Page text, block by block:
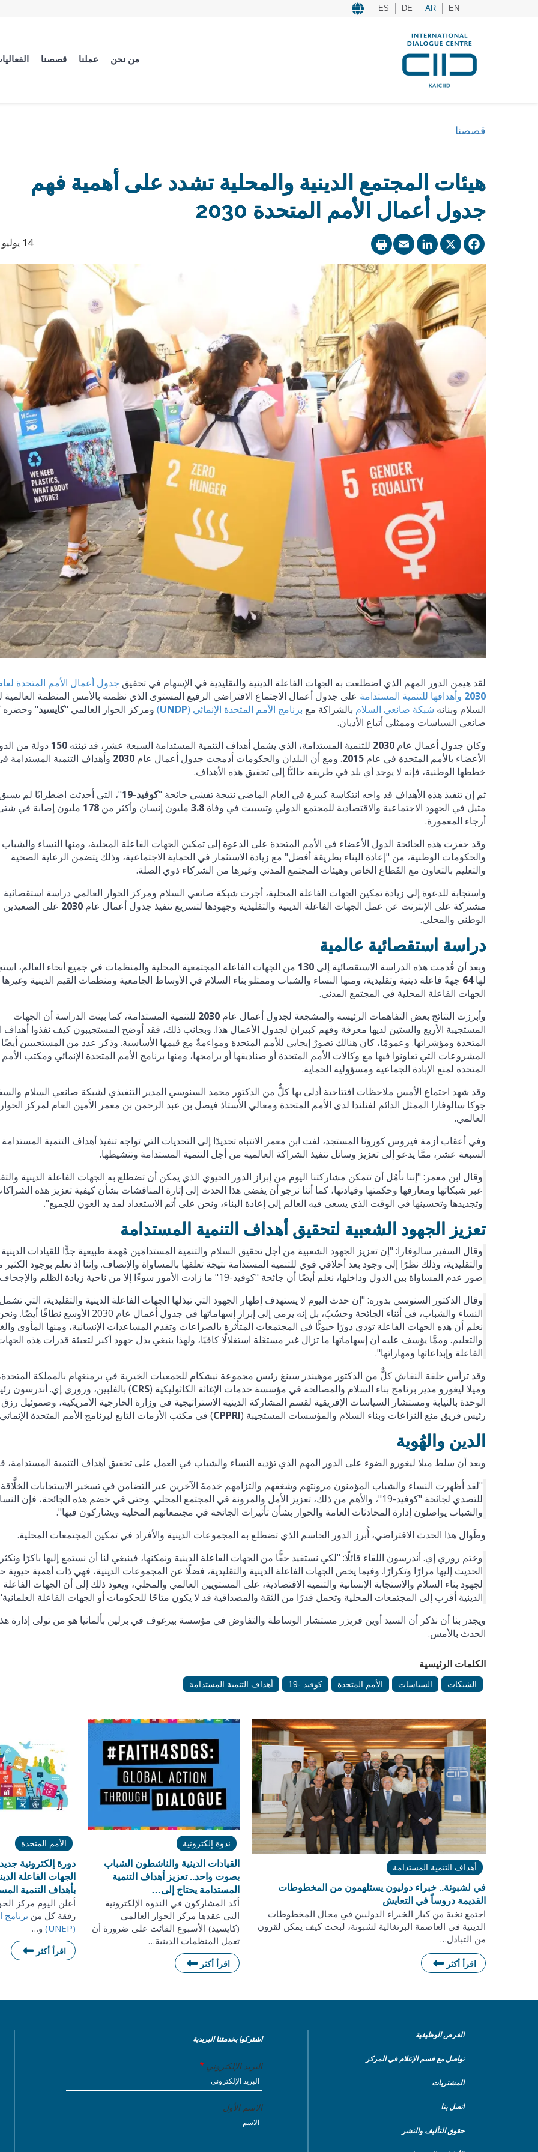
EN
AR
DE
ES
من نحن عملنا قصصنا
قصصنا
هيئات المجتمع الدينية والمحلية تشدد على أهمية فهم
جدول أعمال الأمم المتحدة 2030
14 يوليو 2021 Facebook
X
LinkedIn
Email
لقد هيمن الدور المهم الذي اضطلعت به الجهات الفاعلة الدينية والتقليدية في الإسهام في تحقيق جدول أعمال الأمم المتحدة
2030 وأهدافها للتنمية المستدامة على جدول أعمال الاجتماع الافتراضي الرفيع المستوى الذي نظمته بالأمس المنظمة العالمية
السلام وبنائه شبكة صانعي السلام بالشراكة مع برنامج الأمم المتحدة الإنمائي (UNDP
) ومركز الحوار العالمي "كايسيد" وحضره
صانعي السياسات وممثلي أتباع الأديان.
وكان جدول أعمال عام 2030 للتنمية المستدامة، الذي يشمل أهداف التنمية المستدامة السبعة عشر، قد تبنته 150 دولة من
الأعضاء بالأمم المتحدة في عام 2015. ومع أن البلدان والحكومات أدمجت جدول أعمال عام 2030 وأهداف التنمية المستدامة
خططها الوطنية، فإنه لا يوجد أي بلد في طريقه حاليًّا إلى تحقيق هذه الأهداف.
ثم إن تنفيذ هذه الأهداف قد واجه انتكاسة كبيرة في العام الماضي نتيجة تفشي جائحة "كوفيد-19
"، التي أحدثت اضطرابًا لم
مثيل في الجهود الاجتماعية والاقتصادية للمجتمع الدولي وتسببت في وفاة 3.8 مليون إنسان وأكثر من 178 مليون إصابة في
أرجاء المعمورة.
وقد حفزت هذه الجائحة الدول الأعضاء في الأمم المتحدة على الدعوة إلى تمكين الجهات الفاعلة المحلية، ومنها النساء والشباب
والحكومات الوطنية، من "إعادة البناء بطريقة أفضل" مع زيادة الاستثمار في الحماية الاجتماعية، وذلك يتضمن الرعاية الصحية
والتعليم بالتعاون مع القَطاع الخاص وهيئات المجتمع المدني وغيرها من الشركاء ذوي الصلة.
واستجابة للدعوة إلى زيادة تمكين الجهات الفاعلة المحلية، أجرت شبكة صانعي السلام ومركز الحوار العالمي دراسة استقصائية
مشتركة على الإنترنت عن عمل الجهات الفاعلة الدينية والتقليدية وجهودها لتسريع تنفيذ جدول أعمال عام 2030 على الصعيدين
الوطني والمحلي.
دراسة استقصائية عالمية
وبعد أن قُدمت هذه الدراسة الاستقصائية إلى 130 من الجهات الفاعلة المجتمعية المحلية والمنظمات في جميع أنحاء العالم،
لها64 جهةً فاعلة دينية وتقليدية، ومنها النساء والشباب وممثلو بناء السلام في الأوساط الجامعية ومنظمات القيم الدينية
الجهات الفاعلة المحلية في المجتمع المدني.
وأبرزت النتائج بعض التفاهمات الرئيسة والمشجعة لجدول أعمال عام 2030 للتنمية المستدامة، كما بينت الدراسة أن الجهات
المستجيبة الأربع والستين لديها معرفة وفهم كبيران لجدول الأعمال هذا. وبجانب ذلك، فقد أوضح المستجيبون كيف نفذوا أهداف
المتحدة ومؤشراتها. وعمومًا، كان هنالك تصورٌ إيجابي للأمم المتحدة ومواءمةٌ مع قيمها الأساسية. وذكر عدد من المستجيبين أيضًا
المشروعات التي تعاونوا فيها مع وكالات الأمم المتحدة أو صناديقها أو برامجها، ومنها برنامج الأمم المتحدة الإنمائي ومكتب الأمم
المتحدة لمنع الإبادة الجماعية ومسؤولية الحماية.
وقد شهد اجتماع الأمس ملاحظات افتتاحية أدلى بها كلٌّ من الدكتور محمد السنوسي المدير التنفيذي لشبكة صانعي السلام
جوكا سالوفارا الممثل الدائم لفنلندا لدى الأمم المتحدة ومعالي الأستاذ فيصل بن عبد الرحمن بن معمر الأمين العام لمركز الحوار
العالمي.
وفي أعقاب أزمة فيروس كورونا المستجد، لفت ابن معمر الانتباه تحديدًا إلى التحديات التي تواجه تنفيذ أهداف التنمية المستدامة
السبعة عشر، ممَّا يدعو إلى تعزيز وسائل تنفيذ الشراكة العالمية من أجل التنمية المستدامة وتنشيطها.
وقال ابن معمر: "إننا نأمُل أن تتمكن مشاركتنا اليوم من إبراز الدور الحيوي الذي يمكن أن تضطلع به الجهات الفاعلة الدينية
عبر شبكاتها ومعارفها وحكمتها وقيادتها، كما أننا نرجو أن يفضي هذا الحدث إلى إثارة المناقشات بشأن كيفية تعزيز هذه
وتجديدها وتحسينها في الوقت الذي يسعى فيه العالم إلى إعادة البناء، ونحن على أتم الاستعداد لمد يد العون للجميع".
تعزيز الجهود الشعبية لتحقيق أهداف التنمية المستدامة
وقال السفير سالوفارا: "إن تعزيز الجهود الشعبية من أجل تحقيق السلام والتنمية المستدامَين مُهمة طبيعية جدًّا للقيادات الدينية
والتقليدية، وذلك نظرًا إلى وجود بعد أخلاقي قوي للتنمية المستدامة نتيجة تعلقها بالمساواة والإنصاف. وإننا إذ نعلم بوجود
صور عدم المساواة بين الدول وداخلها، نعلم أيضًا أن جائحة "كوفيد-19" ما زادت الأمور سوءًا إلا من ناحية زيادة الظلم والإجحاف".
وقال الدكتور السنوسي بدوره: "إن حدث اليوم لا يستهدف إظهار الجهود التي تبذلها الجهات الفاعلة الدينية والتقليدية، التي تشمل
النساء والشباب، في أثناء الجائحة وحسْبُ، بل إنه يرمي إلى إبراز إسهاماتها في جدول أعمال عام 2030 الأوسع نطاقًا
نعلم أن هذه الجهات الفاعلة تؤدي دورًا حيويًّا في المجتمعات المتأثرة بالصراعات وتقدم المساعدات الإنسانية، ومنها المأوى
والتعليم. وممَّا يؤسف عليه أن إسهاماتها ما تزال غير مستغَلة استغلالًا كافيًا، ولهذا ينبغي بذل جهود أكبر لتعبئة قدرات هذه
الفاعلة وإبداعاتها ومهاراتها".
وقد ترأس حلقة النقاش كلٌّ من الدكتور موهيندر سينغ رئيس مجموعة نيشكام للجمعيات الخيرية في برمنغهام بالمملكة
وميلا ليغورو مدير برنامج بناء السلام والمصالحة في مؤسسة خدمات الإغاثة الكاثوليكية (CRS) بالفلبين، وروري إي. أندرسون
الوحدة بالنيابة ومستشار السياسات الإفريقية لقسم المشاركة الدينية الاستراتيجية في وزارة الخارجية الأمريكية، وصموئيل رزق
رئيس فريق منع النزاعات وبناء السلام والمؤسسات المستجيبة (CPPRI) في مكتب الأزمات التابع لبرنامج الأمم المتحدة
الدين والهُوية
وبعد أن سلط ميلا ليغورو الضوء على الدور المهم الذي تؤديه النساء والشباب في العمل على تحقيق أهداف التنمية المستدامة،
"لقد أظهرت النساء والشباب المؤمنون مرونتهم وشغفهم والتزامهم خدمةَ الآخرين عبر التضامن في تسخير الاستجابات الخلَّاقة
للتصدي لجائحة "كوفيد-19"، والأهم من ذلك، تعزيز الأمل والمرونة في المجتمع المحلي. وحتى في خضم هذه الجائحة، فإن
والشباب يواصلون إدارة المحادثات العامة والحوار بشأن تأثيرات الجائحة في مجتمعاتهم المحلية ويشاركون فيها".
وطَوال هذا الحدث الافتراضي، أُبرز الدور الحاسم الذي تضطلع به المجموعات الدينية والأفراد في تمكين المجتمعات المحلية.
وختم روري إي. أندرسون اللقاء قائلًا: "لكي نستفيد حقًّا من الجهات الفاعلة الدينية ونمكنها، فينبغي لنا أن نستمع إليها باكرًا
الحديث إليها مرارًا وتكرارًا. وفيما يخص الجهات الفاعلة الدينية والتقليدية، فضلًا عن المجموعات الدينية، فهي ذات أهمية حيوية
لجهود بناء السلام والاستجابة الإنسانية والتنمية الاقتصادية، على المستويين العالمي والمحلي، ويعود ذلك إلى أن الجهات الفاعلة
الدينية أقرب إلى المجتمعات المحلية وتحمل قدرًا من الثقة والمصداقية قد لا يكون متاحًا للحكومات أو الجهات الفاعلة
ويجدر بنا أن نذكر أن السيد أوين فريزر مستشار الوساطة والتفاوض في مؤسسة بيرغوف في برلين بألمانيا هو من تولى إدارة
الحدث بالأمس.
الكلمات الرئيسية
الشبكات السياسات الأمم المتحدة كوفيد -19 أهداف التنمية المستدامة
أهداف التنمية المستدامة
في لشبونة.. خبراء دوليون يستلهمون من المخطوطات
القديمة دروساً في التعايش
اجتمع نخبة من كبار الخبراء الدوليين في مجال المخطوطات
الدينية في العاصمة البرتغالية لشبونة، لبحث كيف يمكن لقرون
من التبادل…
اقرأ أكثر
ندوة إلكترونية
القيادات الدينية والناشطون الشباب
بصوت واحد.. تعزيز أهداف التنمية
المستدامة يحتاج إلى…
أكد المشاركون في الندوة الإلكترونية
التي عقدها مركز الحوار العالمي
(كايسيد) الأسبوع الفائت على ضرورة أن
تعمل المنظمات الدينية…
اقرأ أكثر
الأمم المتحدة
دورة إلكترونية
الجهات الفاعلة
بأهداف التنمية
أعلن اليوم مركز
رفقة كل من برنامج
(UNEP)
و…
اقرأ أكثر
الفرص الوظيفية
تواصل مع قسم الإعلام في المركز
المشتريات
اتصل بنا
حقوق التأليف والنشر
اشتركوا بخدمتنا البريدية
البريد الإلكتروني
الاسم الأول